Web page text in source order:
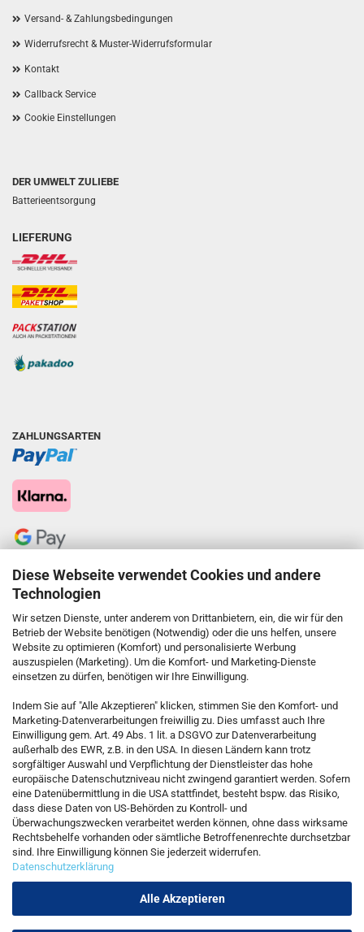
Diese Webseite verwendet Cookies und andere
Technologien
Wir setzen Dienste, unter anderem von Drittanbietern, ein, die wir für den
Betrieb der Website benötigen (Notwendig) oder die uns helfen, unsere
Website zu optimieren (Komfort) und personalisierte Werbung
auszuspielen (Marketing). Um die Komfort- und Marketing-Dienste
einsetzen zu dürfen, benötigen wir Ihre Einwilligung.
Indem Sie auf "Alle Akzeptieren" klicken, stimmen Sie den Komfort- und
Marketing-Datenverarbeitungen freiwillig zu. Dies umfasst auch Ihre
Einwilligung gem. Art. 49 Abs. 1 lit. a DSGVO zur Datenverarbeitung
außerhalb des EWR, z.B. in den USA. In diesen Ländern kann trotz
sorgfältiger Auswahl und Verpflichtung der Dienstleister das hohe
europäische Datenschutzniveau nicht zwingend garantiert werden. Sofern
eine Datenübermittlung in die USA stattfindet, besteht bspw. das Risiko,
dass diese Daten von US-Behörden zu Kontroll- und
Überwachungszwecken verarbeitet werden können, ohne dass wirksame
Rechtsbehelfe vorhanden oder sämtliche Betroffenenrechte durchsetzbar
sind. Ihre Einwilligung können Sie jederzeit widerrufen.
Datenschutzerklärung
Alle Akzeptieren
Versand- & Zahlungsbedingungen
Widerrufsrecht & Muster-Widerrufsformular
Kontakt
Callback Service
Cookie Einstellungen
DER UMWELT ZULIEBE
Batterieentsorgung
LIEFERUNG
ZAHLUNGSARTEN
KONTAKT
Kostenfreie Service-Hotline
0800 5892815
Callback Service
Kontaktformular